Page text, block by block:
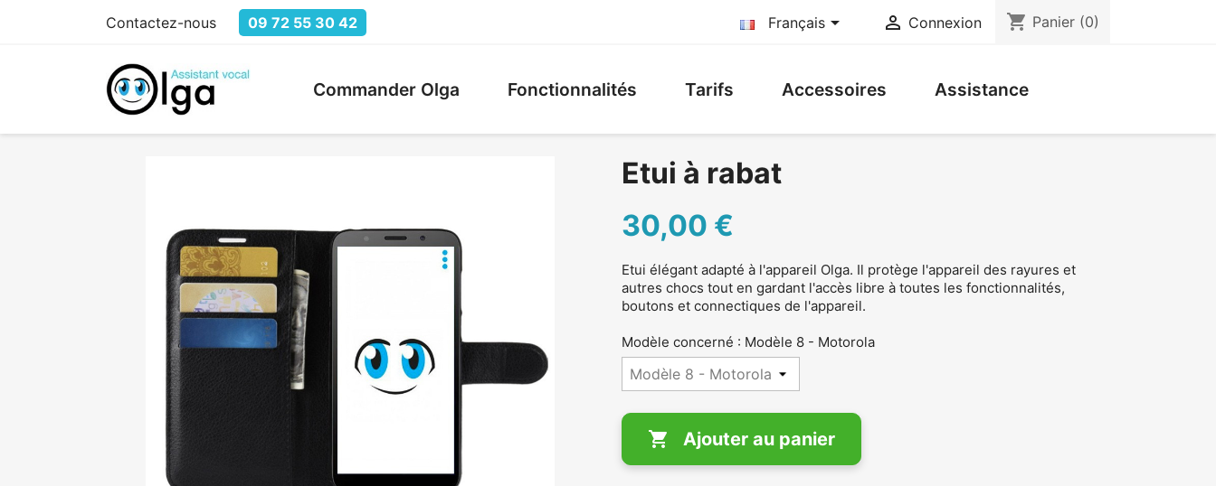
Contactez-nous 09 72 55 30 42 Français  Connexion shopping_cart Panier (0)
Commander Olga Fonctionnalités Tarifs Accessoires Assistance
Etui à rabat
30,00 €
Etui élégant adapté à l'appareil Olga. Il protège l'appareil des rayures et
autres chocs tout en gardant l'accès libre à toutes les fonctionnalités,
boutons et connectiques de l'appareil.
Modèle concerné : Modèle 8 - Motorola
 Ajouter au panier